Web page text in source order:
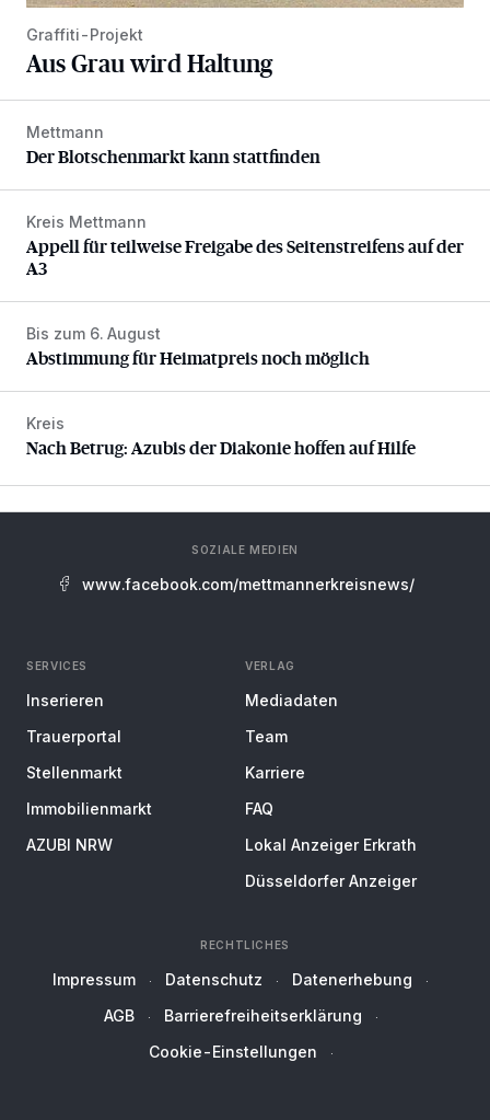
Graffiti-Projekt
Aus Grau wird Haltung
Der Blotschenmarkt kann stattfinden
Mettmann
Der Blotschenmarkt kann stattfinden
Appell für teilweise Freigabe des Seitenstreifens auf der A3
Kreis Mettmann
Appell für teilweise Freigabe des Seitenstreifens auf der
A3
Abstimmung für Heimatpreis noch möglich
Bis zum 6. August
Abstimmung für Heimatpreis noch möglich
Nach Betrug: Azubis der Diakonie hoffen auf Hilfe
Kreis
Nach Betrug: Azubis der Diakonie hoffen auf Hilfe
SOZIALE MEDIEN
www.facebook.com/mettmannerkreisnews/
SERVICES
Inserieren
Trauerportal
Stellenmarkt
Immobilienmarkt
AZUBI NRW
VERLAG
Mediadaten
Team
Karriere
FAQ
Lokal Anzeiger Erkrath
Düsseldorfer Anzeiger
RECHTLICHES
Impressum Datenschutz
Datenerhebung
AGB
Barrierefreiheitserklärung
Cookie-Einstellungen